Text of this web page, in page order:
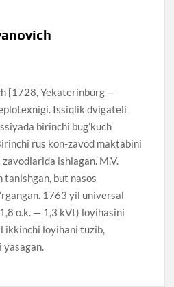
[1728, Yekaterinburg —
Issiqlik dvigateli
birinchi bug’kuch
rus kon-zavod maktabini
ishlagan. M.V.
tanishgan, but nasos
1763 yil universal
o.k. — 1,3 kVt) loyihasini
ikkinchi loyihani tuzib,